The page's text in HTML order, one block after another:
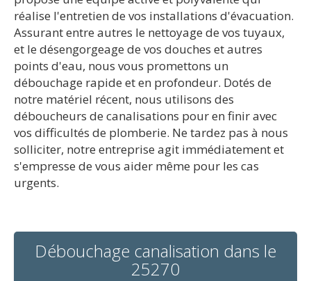
réalise l'entretien de vos installations d'évacuation.
Assurant entre autres le nettoyage de vos tuyaux,
et le désengorgeage de vos douches et autres
points d'eau, nous vous promettons un
débouchage rapide et en profondeur. Dotés de
notre matériel récent, nous utilisons des
déboucheurs de canalisations pour en finir avec
vos difficultés de plomberie. Ne tardez pas à nous
solliciter, notre entreprise agit immédiatement et
s'empresse de vous aider même pour les cas
urgents.
Débouchage canalisation dans le
25270